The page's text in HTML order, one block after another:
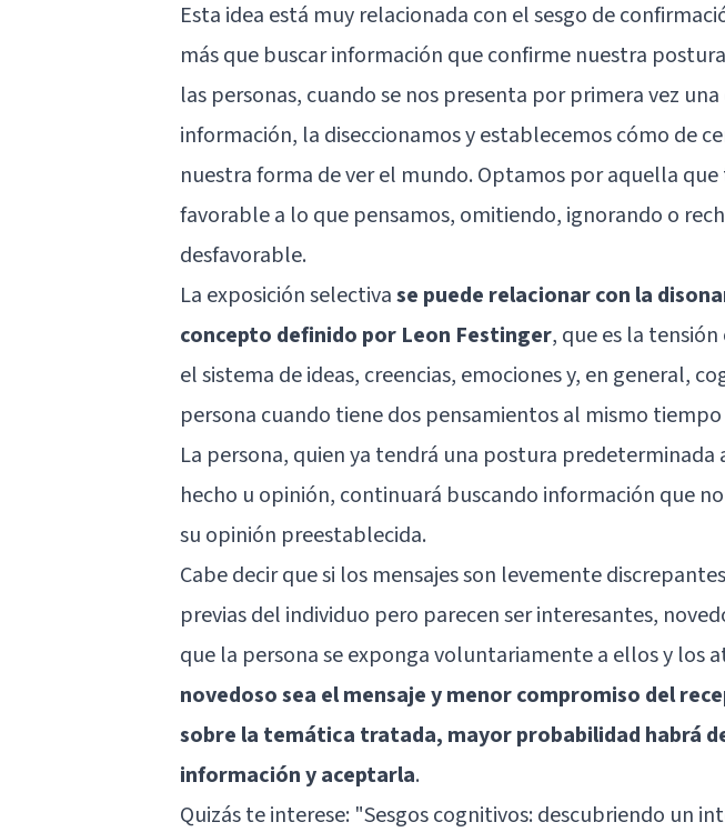
Esta idea está muy relacionada con el sesgo de
más que buscar información que confirme nuestra
las personas, cuando se nos presenta por primera vez
información, la diseccionamos y establecemos cómo de
nuestra forma de ver el mundo. Optamos por aquella que
favorable a lo que pensamos, omitiendo, ignorando o
desfavorable.
La exposición selectivase puede relacionar con la
concepto definido por Leon Festinger, que es la
el sistema de ideas, creencias, emociones y, en general,
persona cuando tiene dos pensamientos al mismo
La persona, quien ya tendrá una postura
hecho u opinión, continuará buscando información que
su opinión preestablecida.
Cabe decir que si los mensajes son levemente
previas del individuo pero parecen ser interesantes,
que la persona se exponga voluntariamente a ellos y los
novedoso sea el mensaje y menor compromiso del
sobre la temática tratada, mayor probabilidad habrá
información y aceptarla.
Quizás te interese: "Sesgos cognitivos: descubriendo un